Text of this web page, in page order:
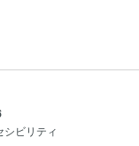
シビリティ